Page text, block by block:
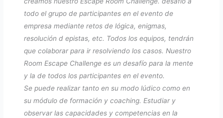
todo el grupo de participantes en el evento de
empresa mediante retos de lógica, enigmas,
resolución d epistas, etc. Todos los equipos, tendrán
que colaborar para ir resolviendo los casos. Nuestro
Room Escape Challenge es un desafío para la mente
y la de todos los participantes en el evento.
Se puede realizar tanto en su modo lúdico como en
su módulo de formación y coaching. Estudiar y
observar las capacidades y competencias en la